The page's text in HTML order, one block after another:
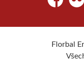
FacebookFlickr
Florbal